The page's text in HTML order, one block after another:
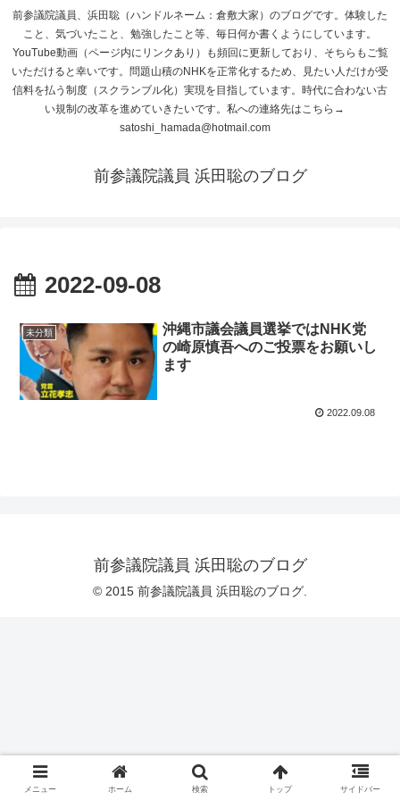
前参議院議員、浜田聡（ハンドルネーム：倉敷大家）のブログです。体験した
こと、気づいたこと、勉強したこと等、毎日何か書くようにしています。
YouTube動画（ページ内にリンクあり）も頻回に更新しており、そちらもご覧
いただけると幸いです。問題山積のNHKを正常化するため、見たい人だけが受
信料を払う制度（スクランブル化）実現を目指しています。時代に合わない古
い規制の改革を進めていきたいです。私への連絡先はこちら→
satoshi_hamada@hotmail.com
前参議院議員 浜田聡のブログ
2022-09-08
未分類
沖縄市議会議員選挙ではNHK党
の崎原慎吾へのご投票をお願いし
ます
2022.09.08
前参議院議員 浜田聡のブログ
© 2015 前参議院議員 浜田聡のブログ.
メニュー ホーム 検索 トップ サイドバー